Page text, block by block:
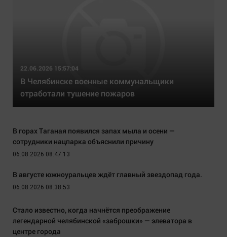
22.06.2026 15:57:04
В Челябинске военные коммунальщики
отработали тушение пожаров
В горах Таганая появился запах мыла и осени —
сотрудники нацпарка объяснили причину
06.08.2026 08:47:13
В августе южноуральцев ждёт главный звездопад года.
06.08.2026 08:38:53
Стало известно, когда начнётся преображение
легендарной челябинской «заброшки» — элеватора в
центре города